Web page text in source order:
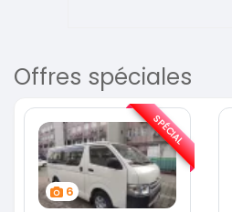
Offres spéciales
6
SPÉCIAL